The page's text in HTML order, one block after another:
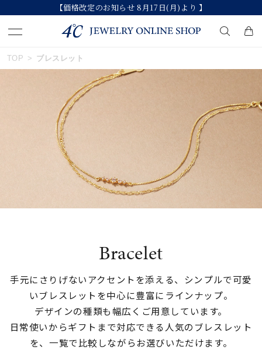
【価格改定のお知らせ 8月17日(月)より 】
人気検索キーワード
#ダイヤモンド ネックレス
ブランド
素材
カラー
TOP ブレスレット
Bracelet
手元にさりげないアクセントを添える、シンプルで可愛
いブレスレットを中心に豊富にラインナップ。
デザインの種類も幅広くご用意しています。
日常使いからギフトまで対応できる人気のブレスレット
を、一覧で比較しながらお選びいただけます。
おすすめ順
価格が高い
お気に入り登録数
並び替え